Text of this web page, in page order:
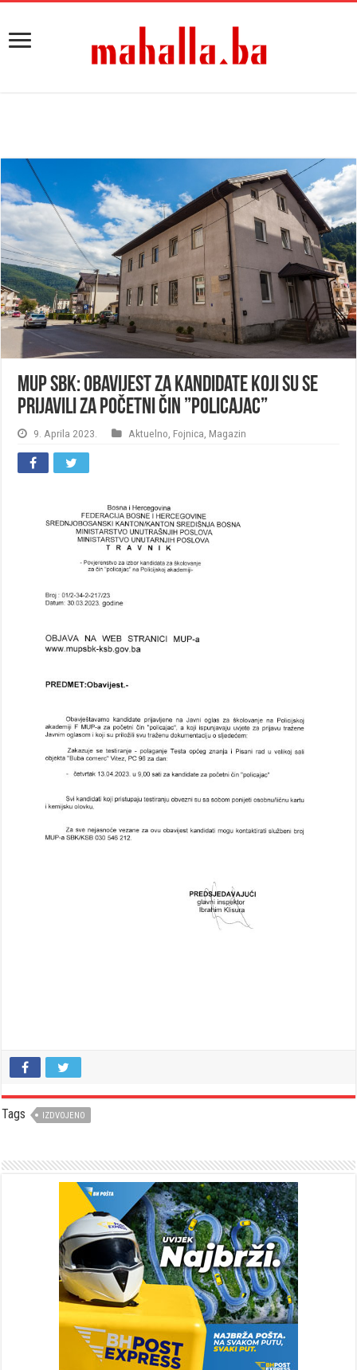
MUP SBK: Obavijest za kandidate koji su se
prijavili za početni čin ”policajac”
9. Aprila 2023. Aktuelno Fojnica Magazin
Tags IZDVOJENO